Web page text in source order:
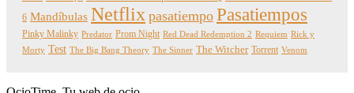
6 Mandíbulas Netflix pasatiempo Pasatiempos
Pinky Malinky Predator Prom Night Red Dead Redemption 2 Requiem Rick y
Morty Test The Big Bang Theory The Sinner The Witcher Torrent Venom